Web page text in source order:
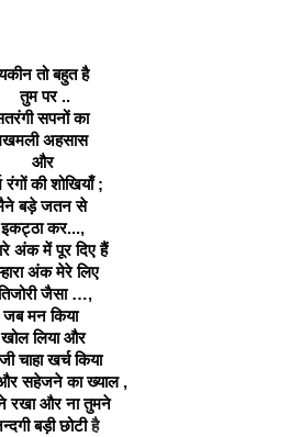
तो बहुत है
तुम पर ..
सपनों का
अहसास
और
रंगों की शोखियाँ ;
बड़े जतन से
इकट्ठा कर...,
अंक में पूर दिए हैं
अंक मेरे लिए
जैसा …,
जब मन किया
खोल लिया और
चाहा खर्च किया
सहेजने का ख्याल ,
रखा और ना तुमने
बड़ी छोटी है